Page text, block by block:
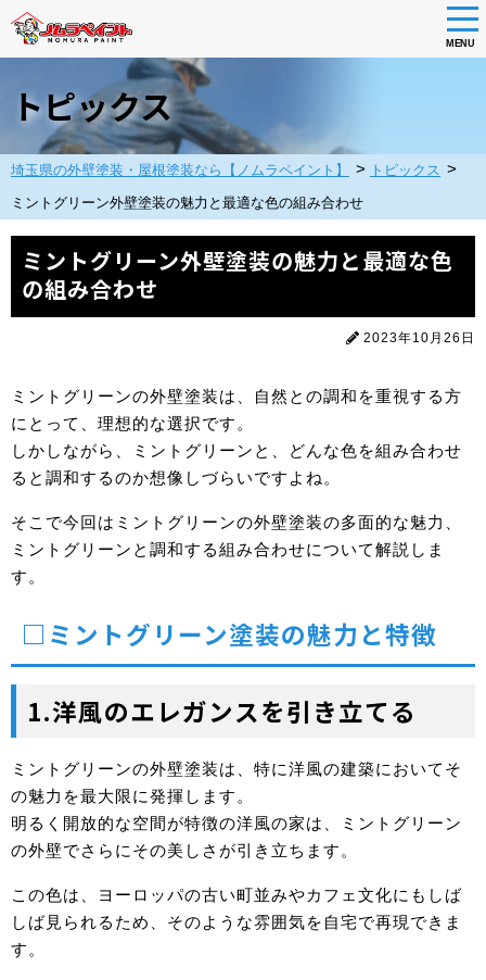
main
content
MENU
トピックス
埼玉県の外壁塗装・屋根塗装なら【ノムラペイント】 > トピックス >
ミントグリーン外壁塗装の魅力と最適な色の組み合わせ
ミントグリーン外壁塗装の魅力と最適な色
の組み合わせ
2023年10月26日
ミントグリーンの外壁塗装は、自然との調和を重視する方
にとって、理想的な選択です。
しかしながら、ミントグリーンと、どんな色を組み合わせ
ると調和するのか想像しづらいですよね。
そこで今回はミントグリーンの外壁塗装の多面的な魅力、
ミントグリーンと調和する組み合わせについて解説しま
す。
□ミントグリーン塗装の魅力と特徴
1.洋風のエレガンスを引き立てる
ミントグリーンの外壁塗装は、特に洋風の建築においてそ
の魅力を最大限に発揮します。
明るく開放的な空間が特徴の洋風の家は、ミントグリーン
の外壁でさらにその美しさが引き立ちます。
この色は、ヨーロッパの古い町並みやカフェ文化にもしば
しば見られるため、そのような雰囲気を自宅で再現できま
す。